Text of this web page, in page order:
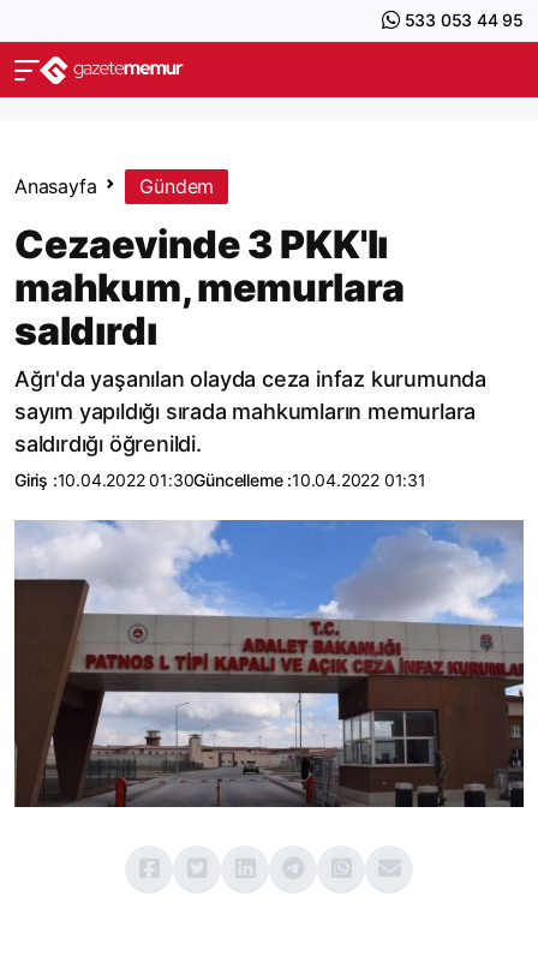
533 053 44 95
Anasayfa Gündem
Cezaevinde 3 PKK'lı
mahkum, memurlara
saldırdı
Ağrı'da yaşanılan olayda ceza infaz kurumunda
sayım yapıldığı sırada mahkumların memurlara
saldırdığı öğrenildi.
Giriş :10.04.2022 01:30Güncelleme :10.04.2022 01:31